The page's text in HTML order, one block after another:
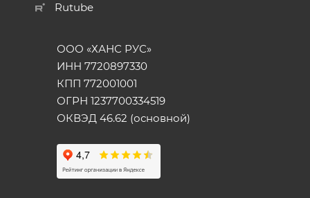
Rutube
ООО «ХАНС РУС»
ИНН 7720897330
КПП 772001001
ОГРН 1237700334519
ОКВЭД 46.62 (основной)